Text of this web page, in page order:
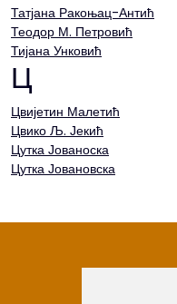
Татјана Ракоњац-Антић
Теодор М. Петровић
Тијана Унковић
Ц
Цвијетин Малетић
Цвико Љ. Јекић
Цутка Јованоска
Цутка Јовановска